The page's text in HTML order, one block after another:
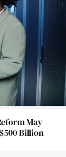
May
Billion